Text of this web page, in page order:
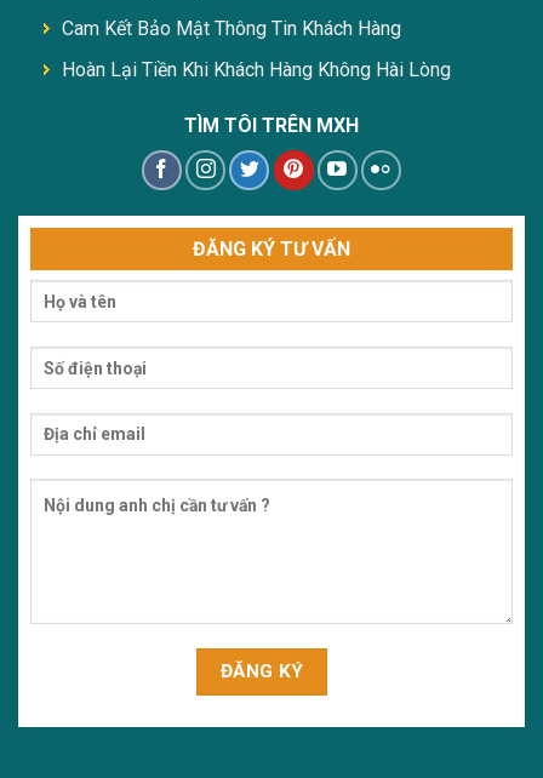
Cam Kết Bảo Mật Thông Tin Khách Hàng
Hoàn Lại Tiền Khi Khách Hàng Không Hài Lòng
TÌM TÔI TRÊN MXH
ĐĂNG KÝ TƯ VẤN